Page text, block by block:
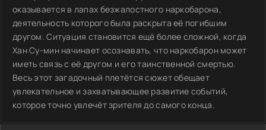
оказывается в лапах безжалостного наркобарона,
деятельность которого была раскрыта её погибшим
другом. Ситуация становится ещё более сложной, когда
Хан Су-мин начинает осознавать, что наркобарон может
иметь связь с её другом и его таинственной смертью.
Весь этот загадочный плетётся сюжет обещает
увлекательное и захватывающее развитие событий,
которое точно увлечёт зрителя до самого конца.